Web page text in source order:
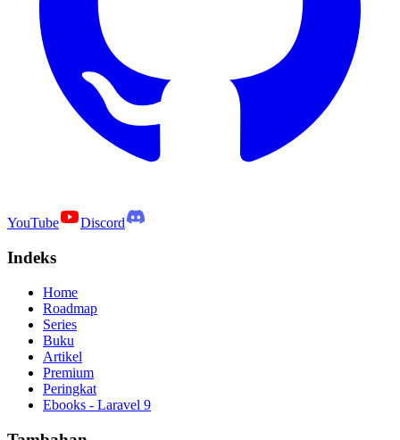
YouTube Discord
Indeks
Home
Roadmap
Series
Buku
Artikel
Premium
Peringkat
Ebooks - Laravel 9